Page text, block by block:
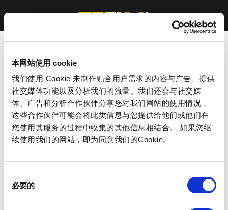
本网站使用 cookie
我们使用 Cookie 来制作贴合用户需求的内容与广告、提供
社交媒体功能以及分析我们的流量。我们还会与社交媒
体、广告和分析合作伙伴分享您对我们网站的使用情况，
这些合作伙伴可能会将此类信息与您提供给他们或他们在
您使用其服务的过程中收集的其他信息相结合。 如果您继
续使用我们的网站，即为同意我们的Cookie。
必要的